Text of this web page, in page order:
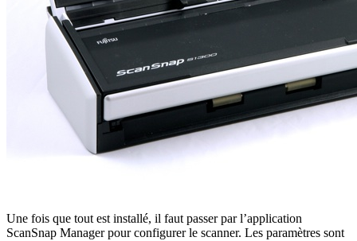
Une fois que tout est installé, il faut passer par l’application
ScanSnap Manager pour configurer le scanner. Les paramètres sont